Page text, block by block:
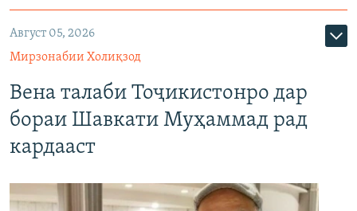
Август 05, 2026
Мирзонабии Холиқзод
Вена талаби Тоҷикистонро дар
бораи Шавкати Муҳаммад рад
кардааст